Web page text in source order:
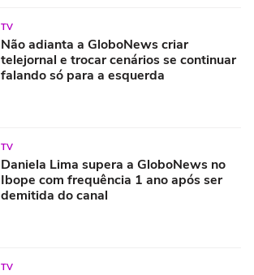
TV
Não adianta a GloboNews criar
telejornal e trocar cenários se continuar
falando só para a esquerda
TV
Daniela Lima supera a GloboNews no
Ibope com frequência 1 ano após ser
demitida do canal
TV